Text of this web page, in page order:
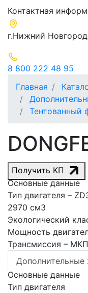
Контактная
г.Нижний
8 800 222 48 95
Главная
Тентованный
Получить КП
Основные данные
Тип двигателя –
2970 см3
Экологический
Мощность
Трансмиссия –
Дополнительные
Основные данные
Тип двигателя